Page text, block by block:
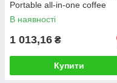
Portable all-in-one coffee
machine Black
В наявності
1 013,16 ₴
Купити